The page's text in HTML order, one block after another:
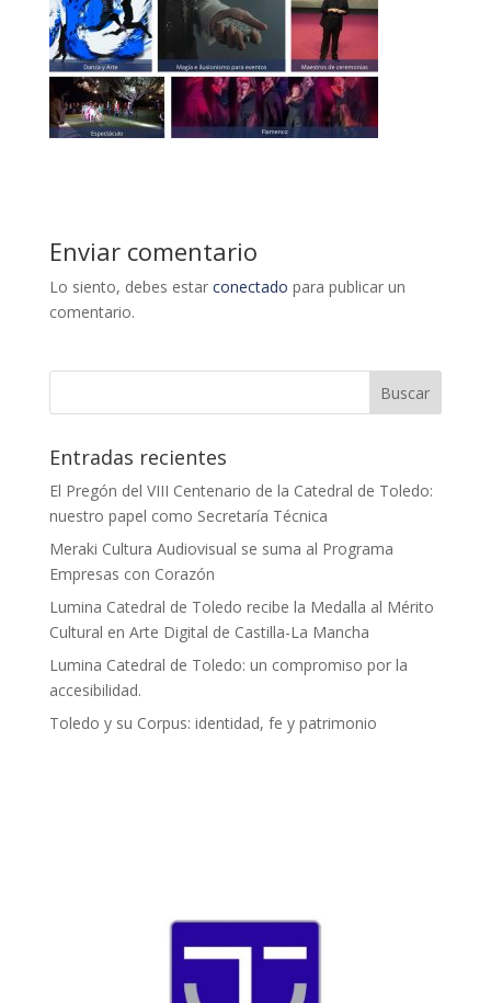
Enviar comentario
Lo siento, debes estar conectado para publicar un
comentario.
Entradas recientes
El Pregón del VIII Centenario de la Catedral de Toledo:
nuestro papel como Secretaría Técnica
Meraki Cultura Audiovisual se suma al Programa
Empresas con Corazón
Lumina Catedral de Toledo recibe la Medalla al Mérito
Cultural en Arte Digital de Castilla-La Mancha
Lumina Catedral de Toledo: un compromiso por la
accesibilidad.
Toledo y su Corpus: identidad, fe y patrimonio